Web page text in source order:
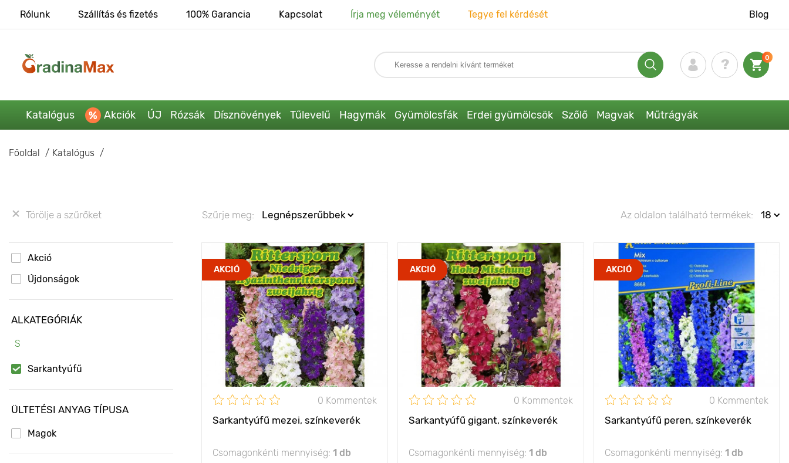
Rólunk Szállítás és fizetés 100% Garancia Kapcsolat Írja meg véleményét Tegye fel kérdését Blog
0
Katalógus Akciók ÚJ Rózsák Dísznövények Tűlevelű Hagymák Gyümölcsfák Erdei gyümölcsök Szőlő Magvak Műtrágyák
Főoldal Katalógus
Törölje a szűrőket
Akció
Újdonságok
ALKATEGÓRIÁK
S
Sarkantyúfű
ÜLTETÉSI ANYAG TÍPUSA
Magok
Szűrje meg: Legnépszerűbbek Az oldalon található termékek: 18
AKCIÓ
0 Kommentek
Sarkantyúfű mezei, színkeverék
Csomagonkénti mennyiség: 1 db
Jellemzők
hatalmas példány a
virágok között!
Kifejlett kori
magasság
150 - 200 cm
Ültetési távolság 30 - 40 cm
Fényigény nap, félárnyék
AKCIÓ
0 Kommentek
Sarkantyúfű gigant, színkeverék
Csomagonkénti mennyiség: 1 db
Jellemzők
tökéletes fajta
háttérnek
Kifejlett kori
magasság
150 - 200 cm
Ültetési távolság 30 - 40 cm
Fényigény nap, félárnyék
AKCIÓ
0 Kommentek
Sarkantyúfű peren, színkeverék
Csomagonkénti mennyiség: 1 db
Jellemzők
kiváló csoportos
Kifejlett kori
magasság
100 - 150 cm
Ültetési távolság 40 х 40 cm
Fényigény nap